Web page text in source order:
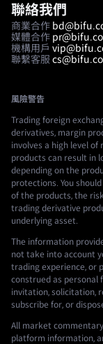
聯絡我們
商業合作
媒體合作 pr@bifu.co
機構用戶
聯繫客服 cs@bifu.co
風險警告
Trading foreign
derivatives, margin
involves a high level of
products can result in
depending on the
protections. You
of the products, the
trading derivative
underlying asset.
The information
not take into account
trading experience, or
construed as personal
invitation, solicitation,
subscribe for, or
All market
platform information,